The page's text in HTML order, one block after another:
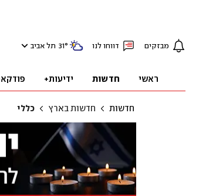
מבזקים דווחו לנו 31° תל אביב
ראשי חדשות ידיעות+
חדשות חדשות בארץ כללי